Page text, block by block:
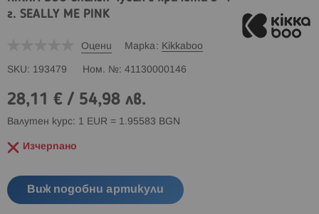
г. SEALLY ME PINK
Оцени Марка Kikkaboo
SKU 193479 Ном. № 41130000146
28,11 € / 54,98 лв.
Валутен курс: 1 EUR = 1.95583 BGN
Изчерпано
Виж подобни артикули